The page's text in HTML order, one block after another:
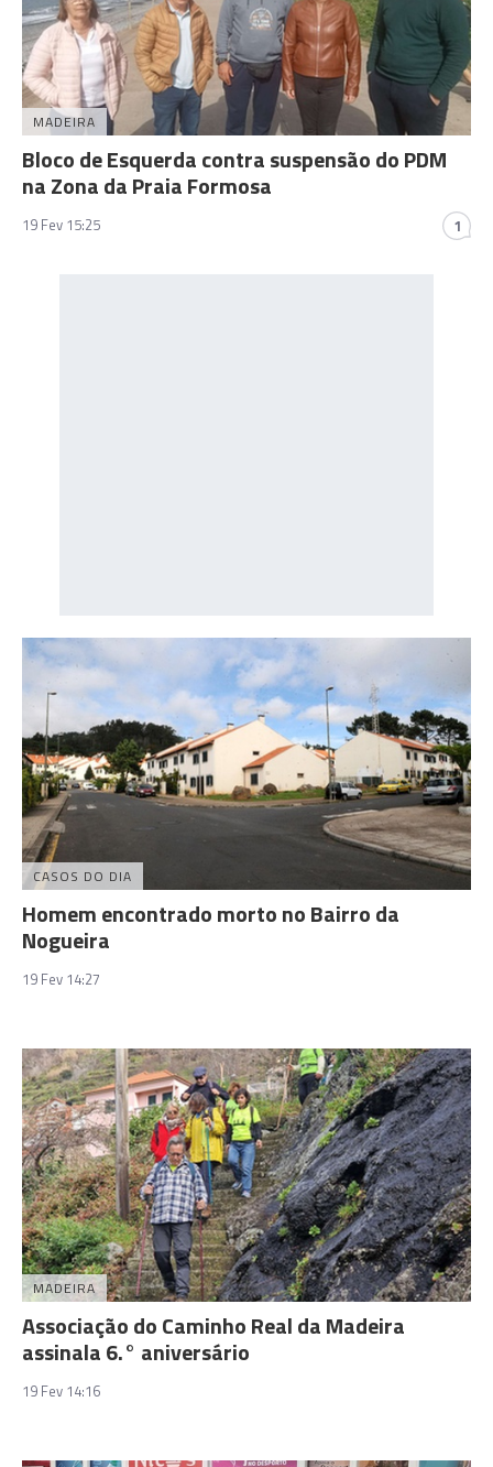
MADEIRA
Bloco de Esquerda contra suspensão do PDM
na Zona da Praia Formosa
19 Fev 15:25 1
CASOS DO DIA
Homem encontrado morto no Bairro da
Nogueira
19 Fev 14:27
MADEIRA
Associação do Caminho Real da Madeira
assinala 6.° aniversário
19 Fev 14:16